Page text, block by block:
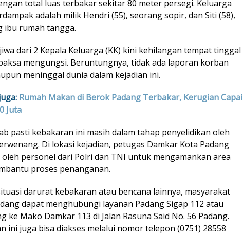
total luas terbakar sekitar 80 meter persegi. Keluarga
adalah milik Hendri (55), seorang sopir, dan Siti (58),
ibu rumah tangga.
dari 2 Kepala Keluarga (KK) kini kehilangan tempat tinggal
mengungsi. Beruntungnya, tidak ada laporan korban
meninggal dunia dalam kejadian ini.
Rumah Makan di Berok Padang Terbakar, Kerugian Capai
Juta
pasti kebakaran ini masih dalam tahap penyelidikan oleh
Di lokasi kejadian, petugas Damkar Kota Padang
personel dari Polri dan TNI untuk mengamankan area
proses penanganan.
darurat kebakaran atau bencana lainnya, masyarakat
dapat menghubungi layanan Padang Sigap 112 atau
ke Mako Damkar 113 di Jalan Rasuna Said No. 56 Padang.
ini juga bisa diakses melalui nomor telepon (0751) 28558